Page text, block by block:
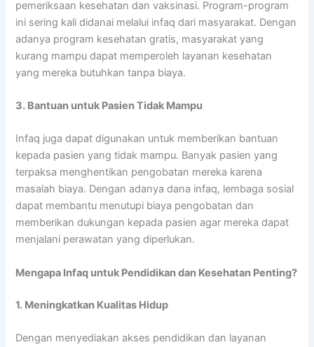
pemeriksaan kesehatan dan vaksinasi. Program-program
ini sering kali didanai melalui infaq dari masyarakat. Dengan
adanya program kesehatan gratis, masyarakat yang
kurang mampu dapat memperoleh layanan kesehatan
yang mereka butuhkan tanpa biaya.
3. Bantuan untuk Pasien Tidak Mampu
Infaq juga dapat digunakan untuk memberikan bantuan
kepada pasien yang tidak mampu. Banyak pasien yang
terpaksa menghentikan pengobatan mereka karena
masalah biaya. Dengan adanya dana infaq, lembaga sosial
dapat membantu menutupi biaya pengobatan dan
memberikan dukungan kepada pasien agar mereka dapat
menjalani perawatan yang diperlukan.
Mengapa Infaq untuk Pendidikan dan Kesehatan Penting?
1. Meningkatkan Kualitas Hidup
Dengan menyediakan akses pendidikan dan layanan